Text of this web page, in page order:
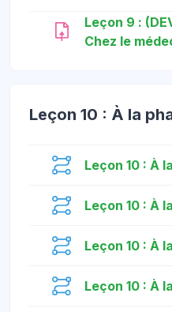
Leçon 9 :
Chez le
Leçon 10 : À la
Leçon 10 : À
Leçon 10 : À
Leçon 10 : À
Leçon 10 : À